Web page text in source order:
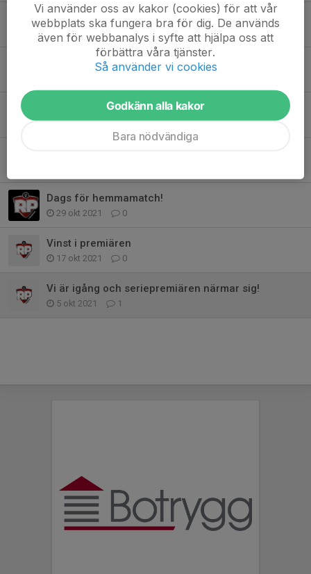
Bra helg för RP IF HK, seger idag mot Alfta GIF!
9 okt 2022
Premiären avklarad i Dam div 2!
Vi är igång med säsongen 22/23!!
8 sep 2022 0
Dags för hemmamatch!
29 okt 2021 0
Vinst i premiären
17 okt 2021 0
Vi är igång och seriepremiären närmar sig!
5 okt 2021 1
Vi använder oss av kakor (cookies) för att vår
webbplats ska fungera bra för dig. De används
även för webbanalys i syfte att hjälpa oss att
förbättra våra tjänster.
Så använder vi cookies
Godkänn alla kakor
Bara nödvändiga